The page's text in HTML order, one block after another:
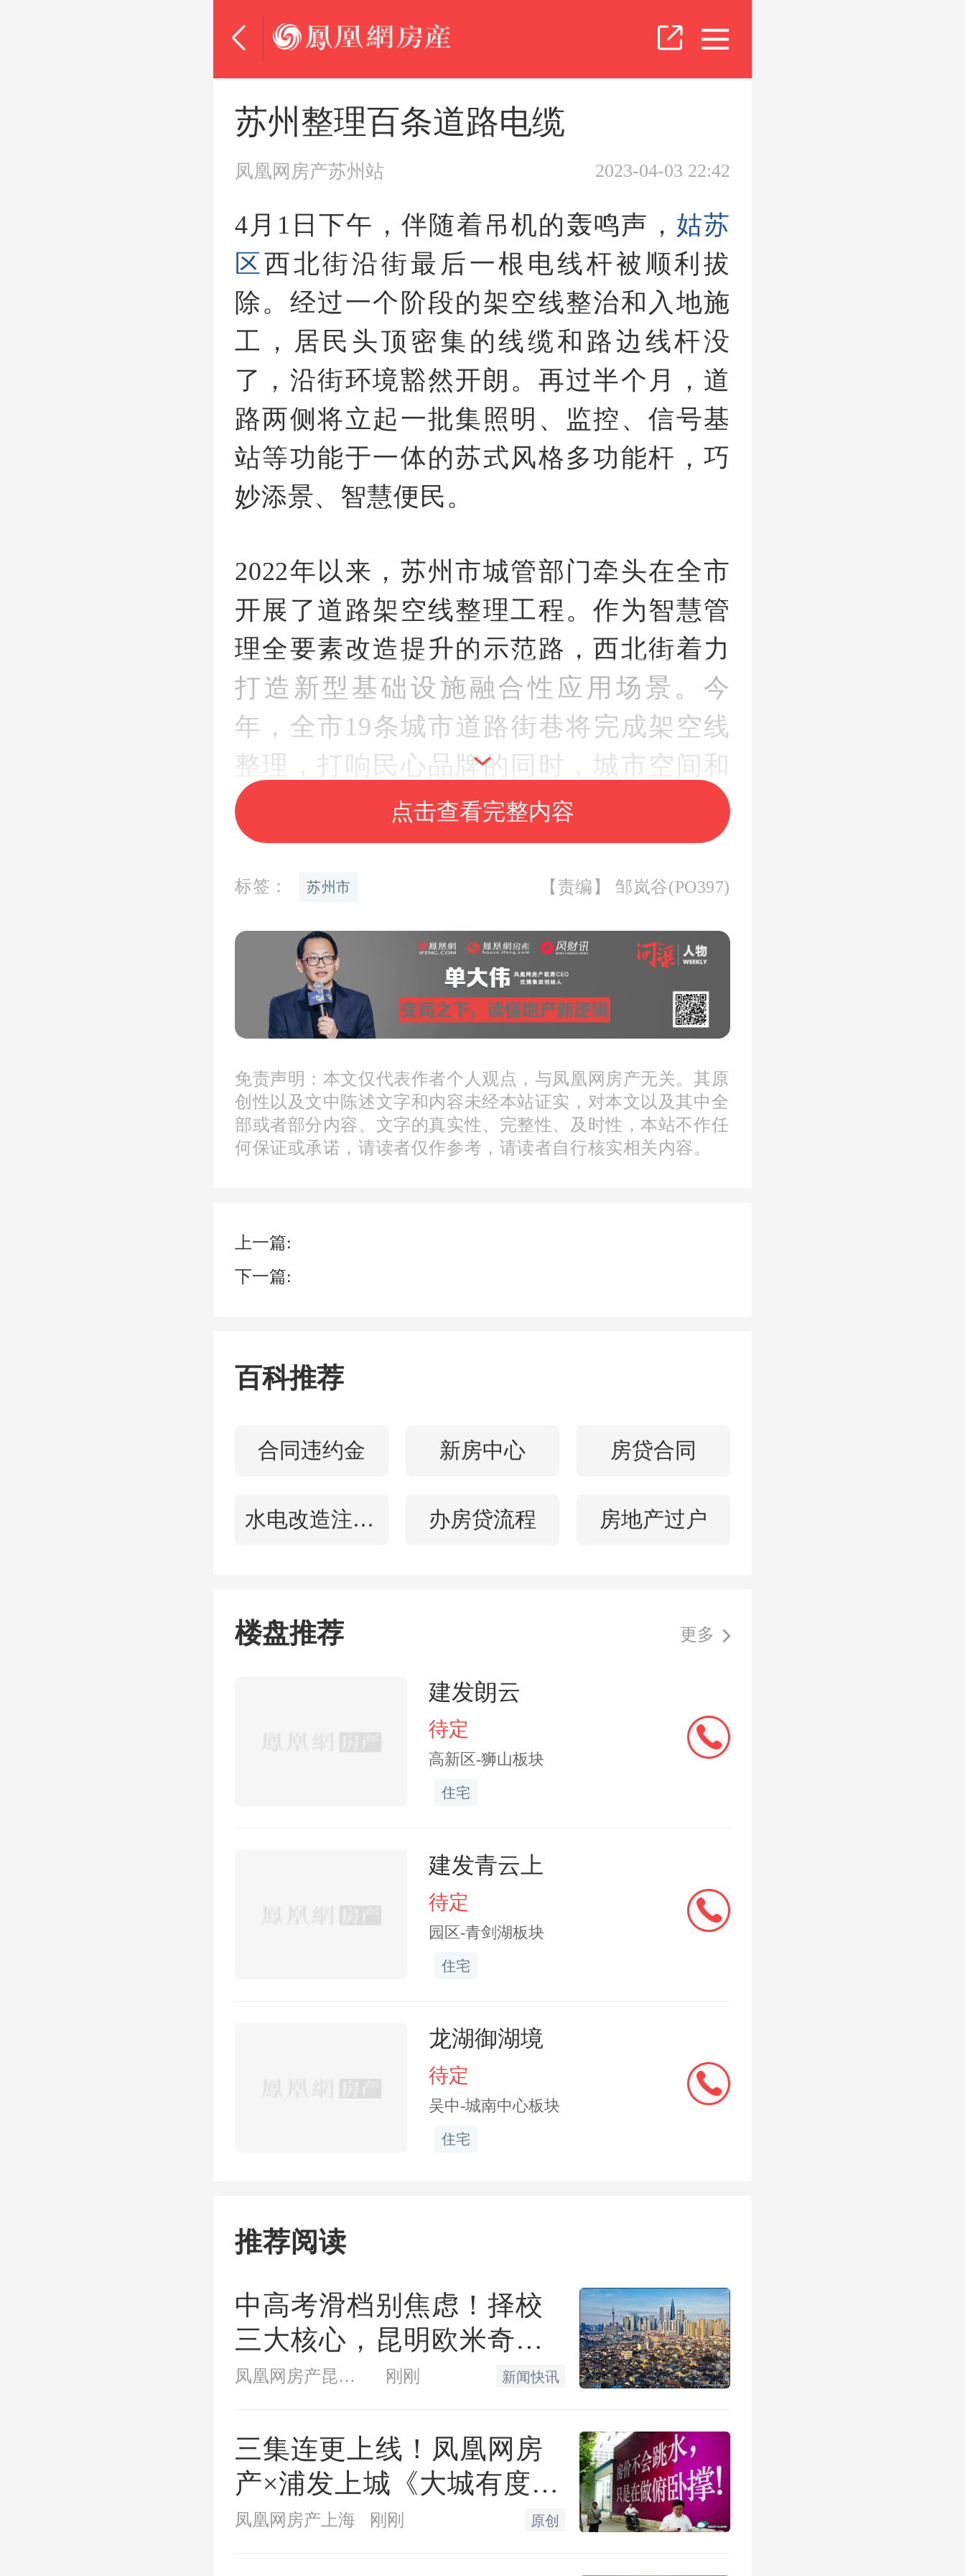
苏州整理百条道路电缆
凤凰网房产苏州站 2023-04-03 22:42
4月1日下午，伴随着吊机的轰鸣声， 姑苏
区西北街沿街最后一根电线杆被顺利拔
除。经过一个阶段的架空线整治和入地施
工，居民头顶密集的线缆和路边线杆没
了，沿街环境豁然开朗。再过半个月，道
路两侧将立起一批集照明、监控、信号基
站等功能于一体的苏式风格多功能杆，巧
妙添景、智慧便民。
2022年以来，苏州市城管部门牵头在全市
开展了道路架空线整理工程。作为智慧管
理全要素改造提升的示范路，西北街着力
打造新型基础设施融合性应用场景。今
年，全市19条城市道路街巷将完成架空线
整理，打响民心品牌的同时，城市空间和
基础设施进入更新迭代的新阶段。
老街旧貌换新颜
整治带来舒心生活
西北街位于中心城区核心位置，连接着北
寺塔与拙政园、苏州博物馆等景点。曾几
何时，这条道路也存在因架空线设置带来
的空间环境杂乱和居民生活不便等问题。
架空线整治和入地工程建设指挥部曾对这
杆件等超过110根，归属多家弱电单位的各
响市容，由于西北街两侧梧桐树茂密，空
隐患。
的行动部署，2022年，苏州市城管局等多
部门启动了西北街架空线入地工程，逐步
完成了供电高低压通道、配电设施、集约
化管道、雨水管道等管线工程以及沥青路
面摊铺，道路全面开放，老街旧貌换新
在满足视觉美感的同时，通信及供电功能
的升级保障也让周边居民感到舒心：完成
115kVA增长至3150kVA，提高183%；通信
信号也随之优化增强。
新技术融入老街整治
区域特色差别大，道路环境和施工条件不
同，如何改造也有各自创新。
碧波介绍，在西北街的架空线整治和入地
工程中，不再是单纯减少杆箱数量，而是
做了更加巧妙的设计，整个建设过程采用
点击查看完整内容
标签： 苏州市 【责编】 邹岚谷(PO397)
免责声明：本文仅代表作者个人观点，与凤凰网房产无关。其原
创性以及文中陈述文字和内容未经本站证实，对本文以及其中全
部或者部分内容、文字的真实性、完整性、及时性，本站不作任
何保证或承诺，请读者仅作参考，请读者自行核实相关内容。
上一篇:
下一篇:
百科推荐
合同违约金 新房中心 房贷合同
水电改造注意事项 办房贷流程 房地产过户
楼盘推荐 更多
建发朗云
待定
高新区-狮山板块
住宅
建发青云上
待定
园区-青剑湖板块
住宅
龙湖御湖境
待定
吴中-城南中心板块
住宅
推荐阅读
中高考滑档别焦虑！择校
三大核心，昆明欧米奇一
站式覆盖凤凰网房产昆明站 刚刚 新闻快讯
三集连更上线！凤凰网房
产×浦发上城《大城有度》
纪录片 见证一座百万方大
凤凰网房产上海 刚刚 原创